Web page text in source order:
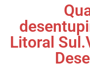
Litoral